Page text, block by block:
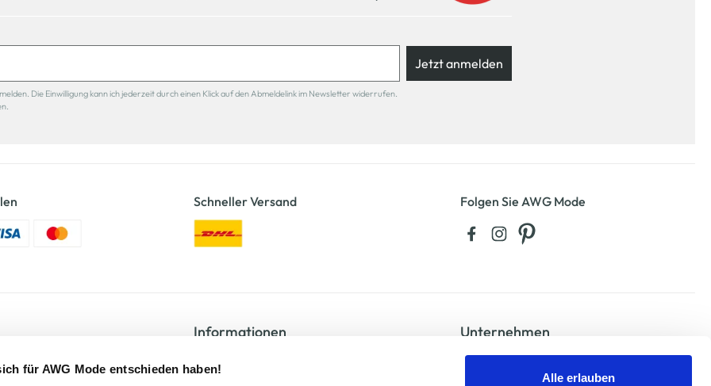
für AWG Mode entschieden haben!
Alle erlauben
Jetzt anmelden
Die Einwilligung kann ich jederzeit durch einen Klick auf den Abmeldelink im Newsletter widerrufen.
Schneller Versand Folgen Sie AWG Mode
Informationen Unternehmen
Jobs & Karriere